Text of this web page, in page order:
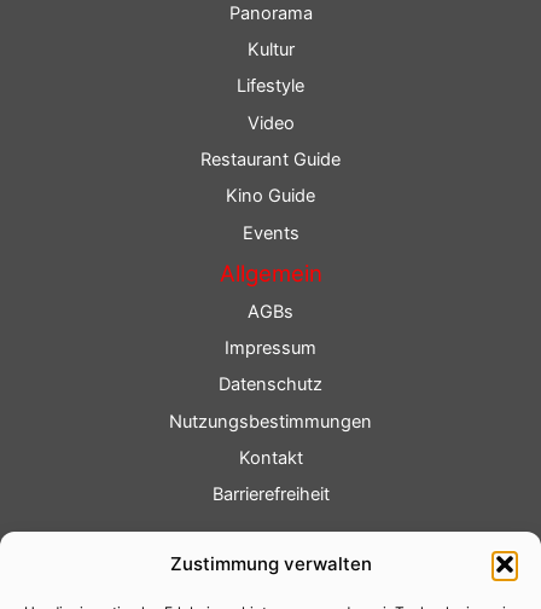
Zustimmung verwalten
Panorama
Kultur
Lifestyle
Video
Restaurant Guide
Kino Guide
Events
Allgemein
AGBs
Impressum
Datenschutz
Nutzungsbestimmungen
Kontakt
Barrierefreiheit
Fotoservice